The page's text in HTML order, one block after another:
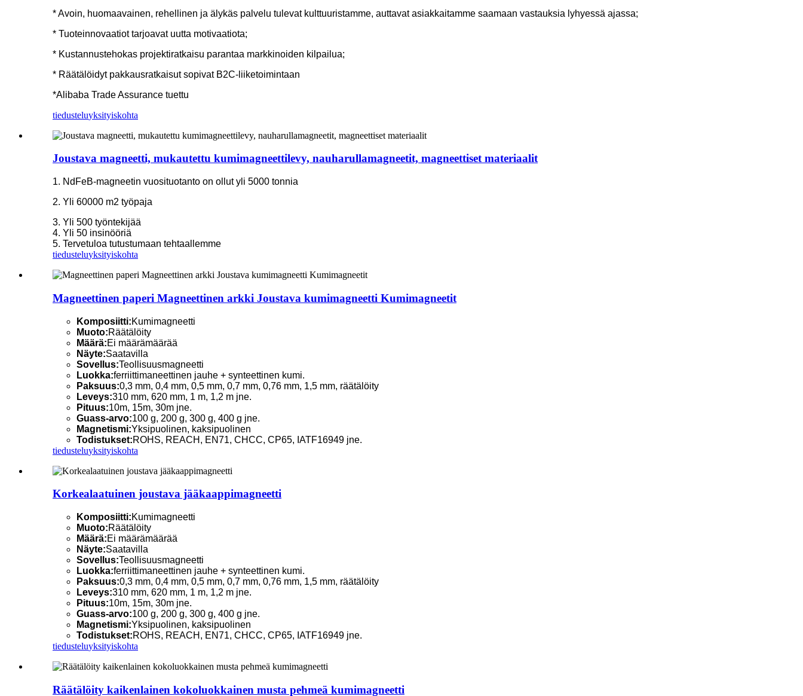
* Avoin, huomaavainen, rehellinen ja älykäs palvelu tulevat kulttuuristamme, auttavat asiakkaitamme saamaan vastauksia lyhyessä ajassa;
* Tuoteinnovaatiot tarjoavat uutta motivaatiota;
* Kustannustehokas projektiratkaisu parantaa markkinoiden kilpailua;
* Räätälöidyt pakkausratkaisut sopivat B2C-liiketoimintaan
*Alibaba Trade Assurance tuettu
tiedusteluyksityiskohta
Joustava magneetti, mukautettu kumimagneettilevy, nauharullamagneetit, magneettiset materiaalit
1. NdFeB-magneetin vuosituotanto on ollut yli 5000 tonnia
2. Yli 60000 m2 työpaja
3. Yli 500 työntekijää
4. Yli 50 insinööriä
5. Tervetuloa tutustumaan tehtaallemme
tiedusteluyksityiskohta
Magneettinen paperi Magneettinen arkki Joustava kumimagneetti Kumimagneetit
Komposiitti:Kumimagneetti
Muoto:Räätälöity
Määrä:Ei määrämäärää
Näyte:Saatavilla
Sovellus:Teollisuusmagneetti
Luokka:ferriittimaneettinen jauhe + synteettinen kumi.
Paksuus:0,3 mm, 0,4 mm, 0,5 mm, 0,7 mm, 0,76 mm, 1,5 mm, räätälöity
Leveys:310 mm, 620 mm, 1 m, 1,2 m jne.
Pituus:10m, 15m, 30m jne.
Guass-arvo:100 g, 200 g, 300 g, 400 g jne.
Magnetismi:Yksipuolinen, kaksipuolinen
Todistukset:ROHS, REACH, EN71, CHCC, CP65, IATF16949 jne.
tiedusteluyksityiskohta
Korkealaatuinen joustava jääkaappimagneetti
Komposiitti:Kumimagneetti
Muoto:Räätälöity
Määrä:Ei määrämäärää
Näyte:Saatavilla
Sovellus:Teollisuusmagneetti
Luokka:ferriittimaneettinen jauhe + synteettinen kumi.
Paksuus:0,3 mm, 0,4 mm, 0,5 mm, 0,7 mm, 0,76 mm, 1,5 mm, räätälöity
Leveys:310 mm, 620 mm, 1 m, 1,2 m jne.
Pituus:10m, 15m, 30m jne.
Guass-arvo:100 g, 200 g, 300 g, 400 g jne.
Magnetismi:Yksipuolinen, kaksipuolinen
Todistukset:ROHS, REACH, EN71, CHCC, CP65, IATF16949 jne.
tiedusteluyksityiskohta
Räätälöity kaikenlainen kokoluokkainen musta pehmeä kumimagneetti